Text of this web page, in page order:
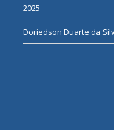
2025
Doriedson Duarte da